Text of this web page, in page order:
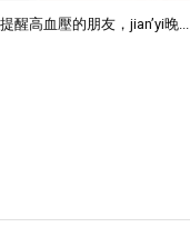
醒高血壓的朋友，jian’yi晚...